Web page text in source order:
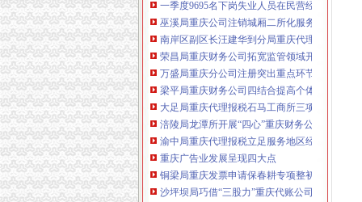
巫溪局重庆公司注销城厢二所化服务 大力帮扶
南岸区副区长汪建华到分局重庆代理记账现场办
荣昌局重庆财务公司拓宽监管领域开展纺织品质
万盛局重庆分公司注册突出重点环节规范行政处
梁平局重庆财务公司四结合提高个体工商户验照
大足局重庆代理报税石马工商所三项措施清理整
涪陵局龙潭所开展“四心”重庆财务公司工作服
渝中局重庆代理报税立足服务地区经济发展 积
重庆广告业发展呈现四大点
铜梁局重庆发票申请保春耕专项整初战告捷
沙坪坝局巧借“三股力”重庆代账公司推进农产品
九龙坡局重庆代理记账四措施清理户外广告成效